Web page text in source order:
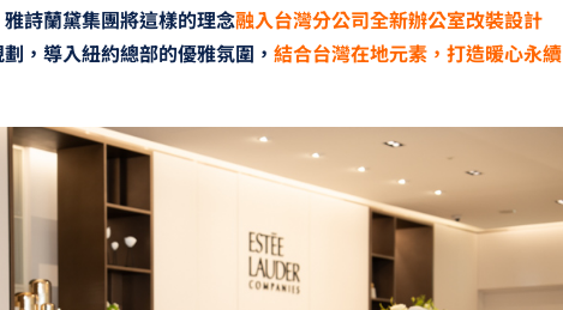
詩蘭黛集團將這樣的理念融入台灣分公司全新辦公室改裝設計
，導入紐約總部的優雅氛圍， 結合台灣在地元素，打造暖心永續